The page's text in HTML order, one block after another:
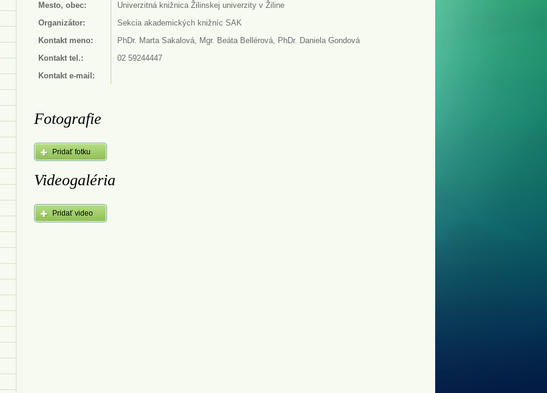
Mesto, obec:
Univerzitná knižnica Žilinskej univerzity v Žiline
Organizátor:
Sekcia akademických knižníc SAK
Kontakt meno:
PhDr. Marta Sakalová, Mgr. Beáta Bellérová, PhDr. Daniela Gondová
Kontakt tel.:
02 59244447
Kontakt e-mail:
Fotografie
Pridať fotku
Videogaléria
Pridať video